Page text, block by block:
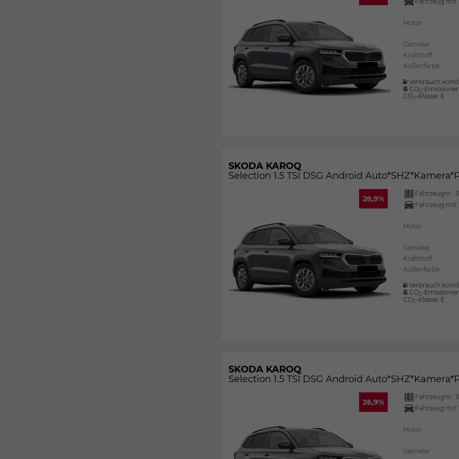
Motor
Getriebe
Kraftstoff
Außenfarbe
Verbrauch
CO2-
CO2-Klasse: E
SKODA KAROQ
Selection 1.5 TSI DSG Android
26,9%
Fahrzeugnr.:
Fahrzeug mit
Motor
Getriebe
Kraftstoff
Außenfarbe
Verbrauch
CO2-
CO2-Klasse: E
SKODA KAROQ
Selection 1.5 TSI DSG Android
26,9%
Fahrzeugnr.:
Fahrzeug mit
Motor
Getriebe